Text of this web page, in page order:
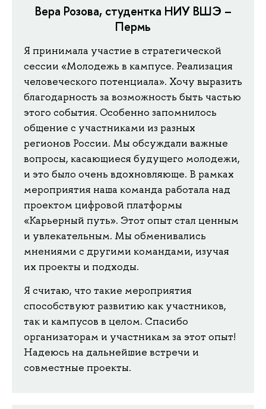
Вера Розова, студентка НИУ ВШЭ –
Пермь
Я принимала участие в стратегической
сессии «Молодежь в кампусе. Реализация
человеческого потенциала». Хочу выразить
благодарность за возможность быть частью
этого события. Особенно запомнилось
общение с участниками из разных
регионов России. Мы обсуждали важные
вопросы, касающиеся будущего молодежи,
и это было очень вдохновляюще. В рамках
мероприятия наша команда работала над
проектом цифровой платформы
«Карьерный путь». Этот опыт стал ценным
и увлекательным. Мы обменивались
мнениями с другими командами, изучая
их проекты и подходы.
Я считаю, что такие мероприятия
способствуют развитию как участников,
так и кампусов в целом. Спасибо
организаторам и участникам за этот опыт!
Надеюсь на дальнейшие встречи и
совместные проекты.